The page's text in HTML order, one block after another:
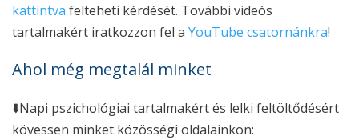
kattintva felteheti kérdését. További videós
tartalmakért iratkozzon fel a YouTube csatornánkra!
Ahol még megtalál minket
⬇️Napi pszichológiai tartalmakért és lelki feltöltődésért
kövessen minket közösségi oldalainkon: